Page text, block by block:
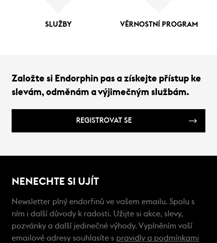
SLUŽBY VĚRNOSTNÍ PROGRAM
Založte si Endorphin pas a získejte přístup ke
slevám, odměnám a výjimečným službám.
REGISTROVAT SE
NENECHTE SI UJÍT
Newsletter plný endorfinů ve vašem emailu. Spolu s
ním i další důvody k radosti. Užijte si akce, slevy,
pozvánky a další jedinečné výhody. Vyplněním vaší
emailové adresy souhlasíte s pravidly a podmínkami